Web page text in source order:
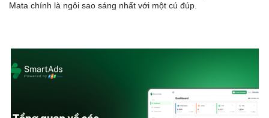
Mata chính là ngôi sao sáng nhất với một cú đúp.